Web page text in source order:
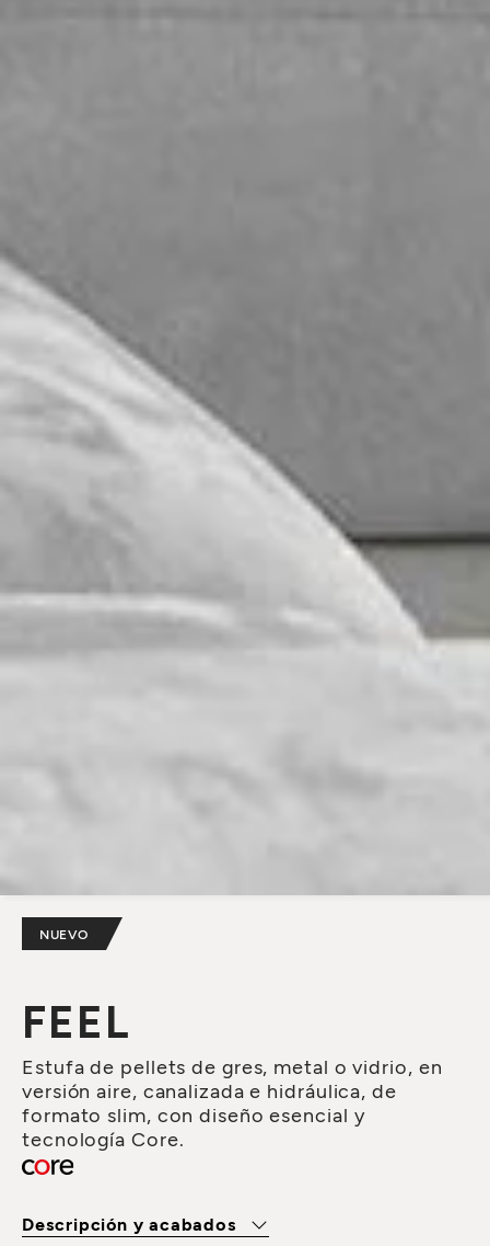
NUEVO
FEEL
Estufa de pellets de gres, metal o vidrio, en
versión aire, canalizada e hidráulica, de
formato slim, con diseño esencial y
tecnología Core.
Descripción y acabados